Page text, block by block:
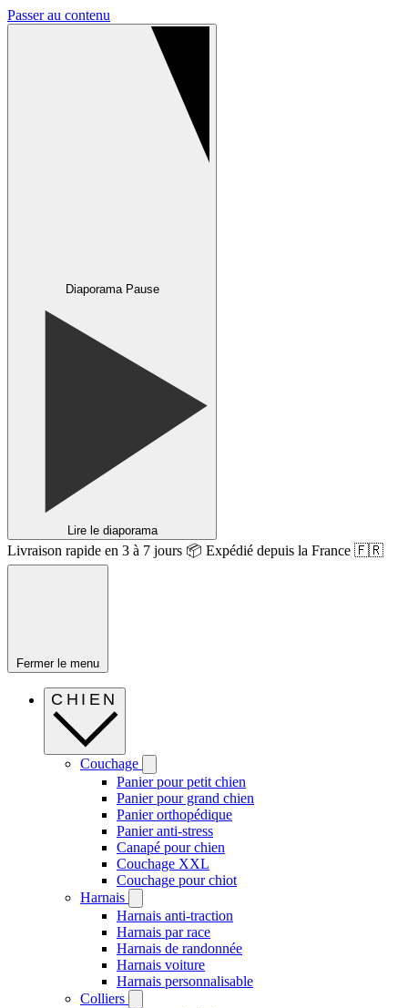
Passer au contenu
Diaporama Pause
Lire le diaporama
Livraison rapide en 3 à 7 jours 📦 Expédié depuis la France 🇫🇷
Fermer le menu
CHIEN
Couchage
Panier pour petit chien
Panier pour grand chien
Panier orthopédique
Panier anti-stress
Canapé pour chien
Couchage XXL
Couchage pour chiot
Harnais
Harnais anti-traction
Harnais par race
Harnais de randonnée
Harnais voiture
Harnais personnalisable
Colliers